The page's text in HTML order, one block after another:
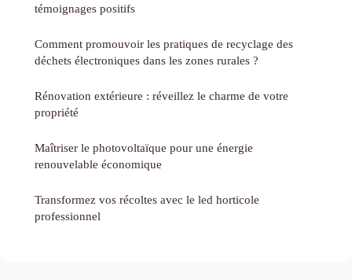
témoignages positifs
Comment promouvoir les pratiques de recyclage des
déchets électroniques dans les zones rurales ?
Rénovation extérieure : réveillez le charme de votre
propriété
Maîtriser le photovoltaïque pour une énergie
renouvelable économique
Transformez vos récoltes avec le led horticole
professionnel